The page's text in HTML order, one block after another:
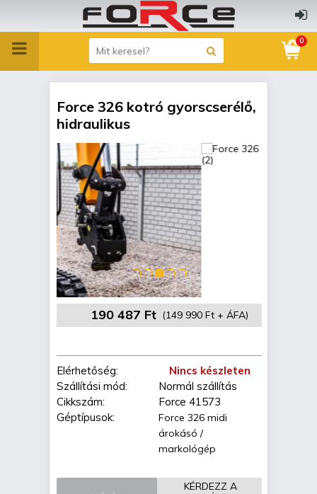
0
Force 326 kotró gyorscserélő,
hidraulikus
190 487 Ft (149 990 Ft + ÁFA)
Elérhetőség:
Nincs készleten
Szállítási mód:
Normál szállítás
Cikkszám:
Force 41573
Géptípusok:
Force 326 midi
árokásó /
markológép
KÉRDEZZ A